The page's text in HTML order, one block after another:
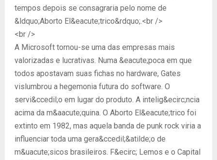
tempos depois se consagraria pelo nome de
&ldquo;Aborto El&eacute;trico&rdquo;.<br />
<br />
A Microsoft tornou-se uma das empresas mais
valorizadas e lucrativas. Numa &eacute;poca em que
todos apostavam suas fichas no hardware, Gates
vislumbrou a hegemonia futura do software. O
servi&ccedil;o em lugar do produto. A intelig&ecirc;ncia
acima da m&aacute;quina. O Aborto El&eacute;trico foi
extinto em 1982, mas aquela banda de punk rock viria a
influenciar toda uma gera&ccedil;&atilde;o de
m&uacute;sicos brasileiros. F&ecirc; Lemos e o Capital